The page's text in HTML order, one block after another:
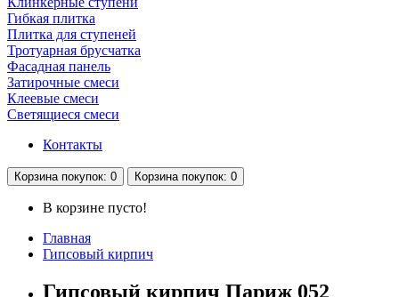
Гибкая плитка
Плитка для ступеней
Тротуарная брусчатка
Фасадная панель
Затирочные смеси
Клеевые смеси
Светящиеся смеси
Контакты
Корзина покупок: 0 Корзина покупок: 0
В корзине пусто!
Главная
Гипсовый кирпич
Гипсовый кирпич Париж 052